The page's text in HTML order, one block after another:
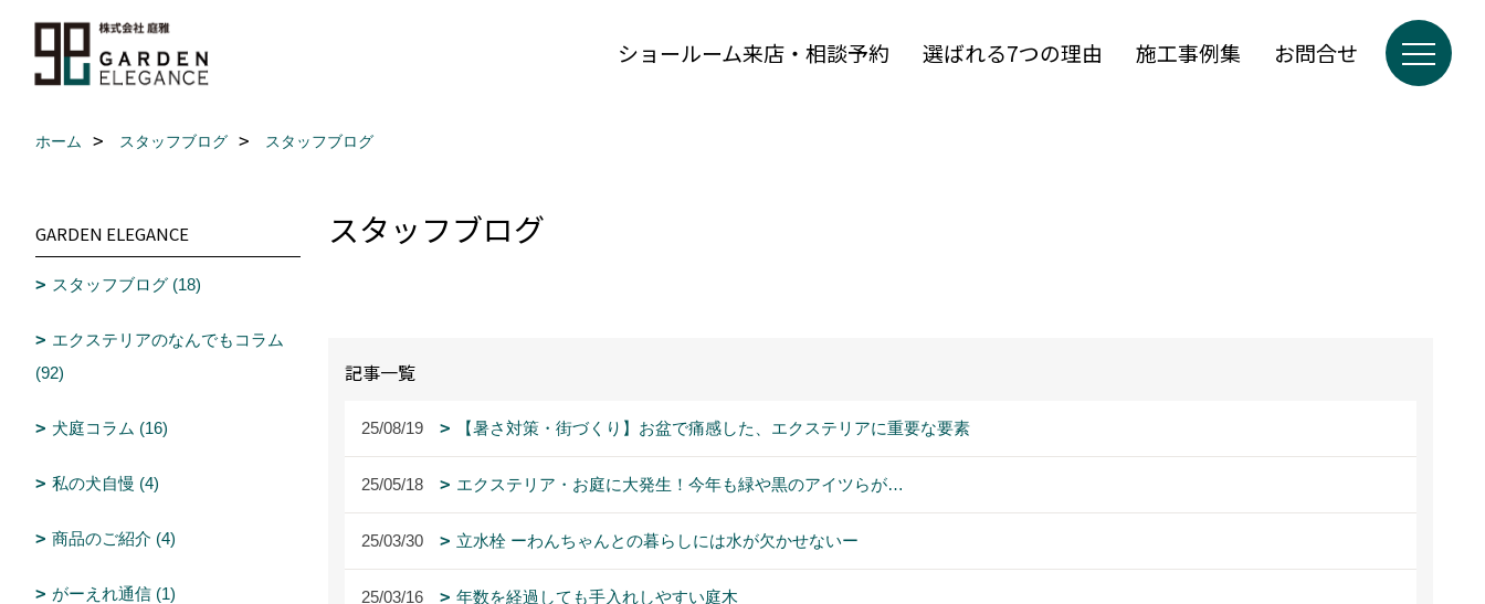
ショールーム来店・相談予約 選ばれる7つの理由 施工事例集 お問合せ
ホーム スタッフブログ スタッフブログ
スタッフブログ
記事一覧
25/08/19 【暑さ対策・街づくり】お盆で痛感した、エクステリアに重要な要素
25/05/18 エクステリア・お庭に大発生！今年も緑や黒のアイツらが…
25/03/30 立水栓 ーわんちゃんとの暮らしには水が欠かせないー
25/03/16 年数を経過しても手入れしやすい庭木
GARDEN ELEGANCE
スタッフブログ (18)
エクステリアのなんでもコラム
(92)
犬庭コラム (16)
私の犬自慢 (4)
商品のご紹介 (4)
がーえれ通信 (1)